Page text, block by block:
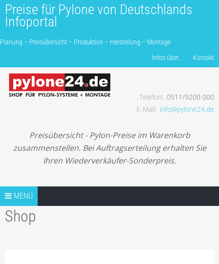
Preise für Pylone von Deutschlands
Infoportal
Planung – Preisübersicht – Produktion – Herstellung – Montage
Infos über….
Kontakt
Planung – Preisübersicht – Produktion – Herstellung –
Telefon 0511/9200 000
E-Mail
info@pylone24.de
Preisübersicht - Pylon-Preise im Warenkorb
zusammenstellen. Bei Auftragserteilung erhalten Sie
Ihren Wiederverkäufer-Sonderpreis.
Springe zum Inhalt
MENÜ
TIPPS
TIP1 PROJEKTANFRAGE
Shop